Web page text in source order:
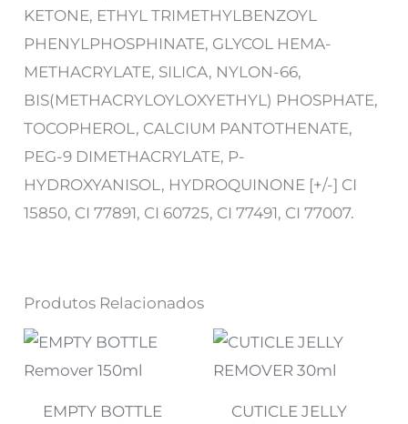
KETONE, ETHYL TRIMETHYLBENZOYL
PHENYLPHOSPHINATE, GLYCOL HEMA-
METHACRYLATE, SILICA, NYLON-66,
BIS(METHACRYLOYLOXYETHYL) PHOSPHATE,
TOCOPHEROL, CALCIUM PANTOTHENATE,
PEG-9 DIMETHACRYLATE, P-
HYDROXYANISOL, HYDROQUINONE [+/-] CI
15850, CI 77891, CI 60725, CI 77491, CI 77007.
Produtos Relacionados
EMPTY BOTTLE
CUTICLE JELLY